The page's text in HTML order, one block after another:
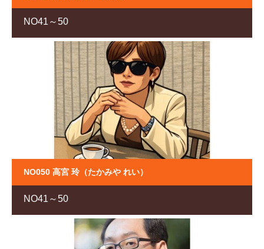
NO41～50
NO050 高宮 玲（たかみや れい）
NO41～50